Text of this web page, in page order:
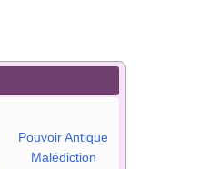
Pouvoir Antique
Malédiction